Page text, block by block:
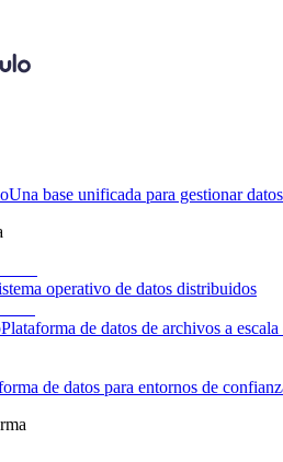
Una base unificada para gestionar
operativo de datos distribuidos
Plataforma de datos de archivos a
de datos para entornos de